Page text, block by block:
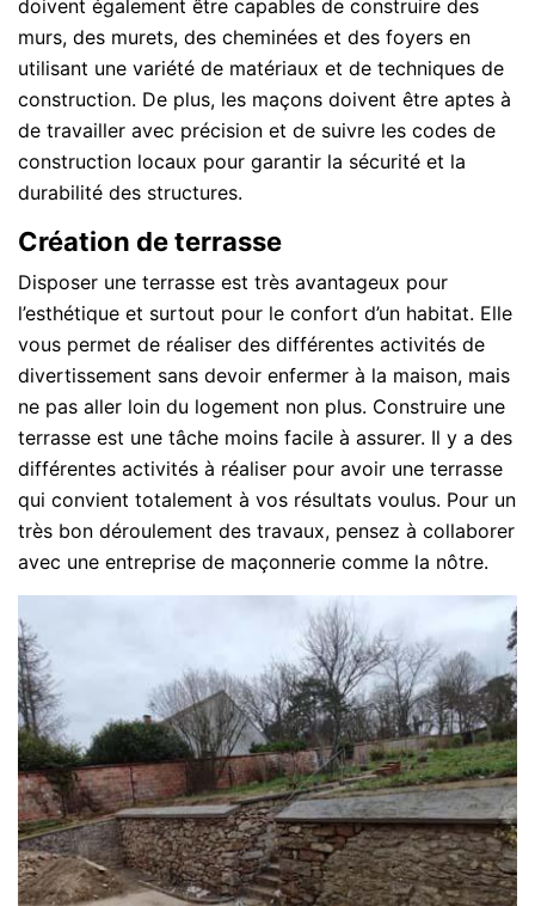
doivent également être capables de construire des
murs, des murets, des cheminées et des foyers en
utilisant une variété de matériaux et de techniques de
construction. De plus, les maçons doivent être aptes à
de travailler avec précision et de suivre les codes de
construction locaux pour garantir la sécurité et la
durabilité des structures.
Création de terrasse
Disposer une terrasse est très avantageux pour
l’esthétique et surtout pour le confort d’un habitat. Elle
vous permet de réaliser des différentes activités de
divertissement sans devoir enfermer à la maison, mais
ne pas aller loin du logement non plus. Construire une
terrasse est une tâche moins facile à assurer. Il y a des
différentes activités à réaliser pour avoir une terrasse
qui convient totalement à vos résultats voulus. Pour un
très bon déroulement des travaux, pensez à collaborer
avec une entreprise de maçonnerie comme la nôtre.